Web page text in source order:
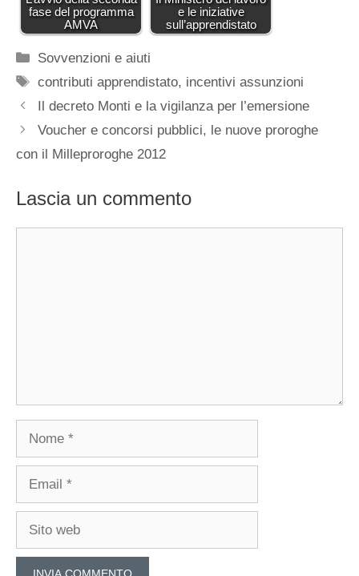
fase del programma
AMVA
e le iniziative
sull’apprendistato
Categorie
Sovvenzioni e aiuti
Tag
contributi apprendistato, incentivi assunzioni
Il decreto Monti e la vigilanza per l’emersione
Voucher e concorsi pubblici, le nuove proroghe
con il Milleproroghe 2012
Lascia un commento
Nome
Email
Sito